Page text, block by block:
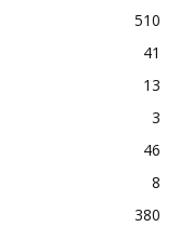
510
41
13
3
46
8
380